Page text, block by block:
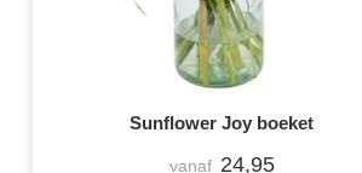
Sunflower Joy boeket
vanaf 24,95